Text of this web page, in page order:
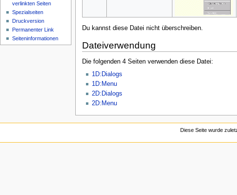
Du kannst diese Datei nicht überschreiben.
Dateiverwendung
Die folgenden 4 Seiten verwenden diese Datei:
1D:Dialogs
1D:Menu
2D:Dialogs
2D:Menu
verlinkten Seiten
Spezialseiten
Druckversion
Permanenter Link
Seiten­­informationen
Diese Seite wurde